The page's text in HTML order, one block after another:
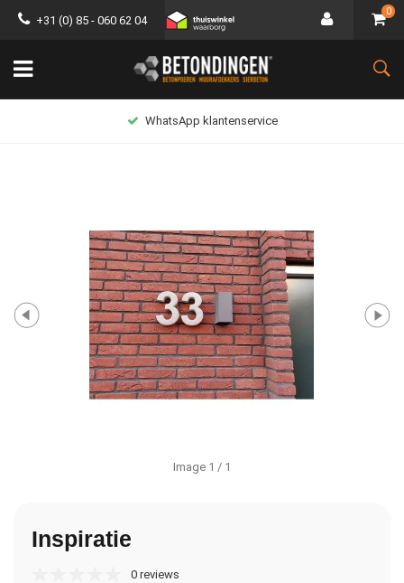
+31 (0) 85 - 060 62 04
0
WhatsApp klantenservice
Image 1 / 1
Inspiratie
0 reviews